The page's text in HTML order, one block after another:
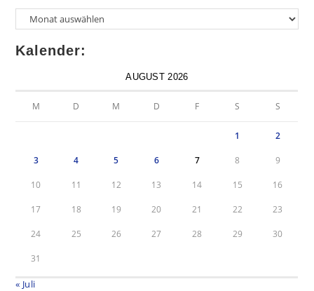
Kalender:
AUGUST 2026
M D M D F S S
1 2
3 4 5 6 7 8 9
10 11 12 13 14 15 16
17 18 19 20 21 22 23
24 25 26 27 28 29 30
31
« Juli